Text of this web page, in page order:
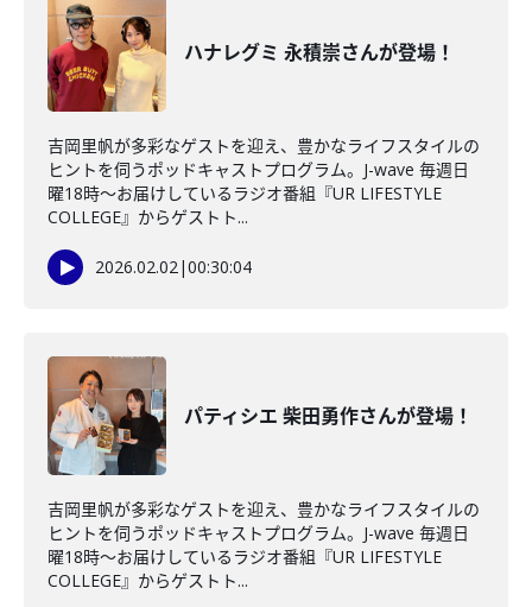
ハナレグミ 永積崇さんが登場！
吉岡里帆が多彩なゲストを迎え、豊かなライフスタイルの
ヒントを伺うポッドキャストプログラム。J-wave 毎週日
曜18時～お届けしているラジオ番組『UR LIFESTYLE
COLLEGE』からゲストト...
2026.02.02|00:30:04
パティシエ 柴田勇作さんが登場！
吉岡里帆が多彩なゲストを迎え、豊かなライフスタイルの
ヒントを伺うポッドキャストプログラム。J-wave 毎週日
曜18時～お届けしているラジオ番組『UR LIFESTYLE
COLLEGE』からゲストト...